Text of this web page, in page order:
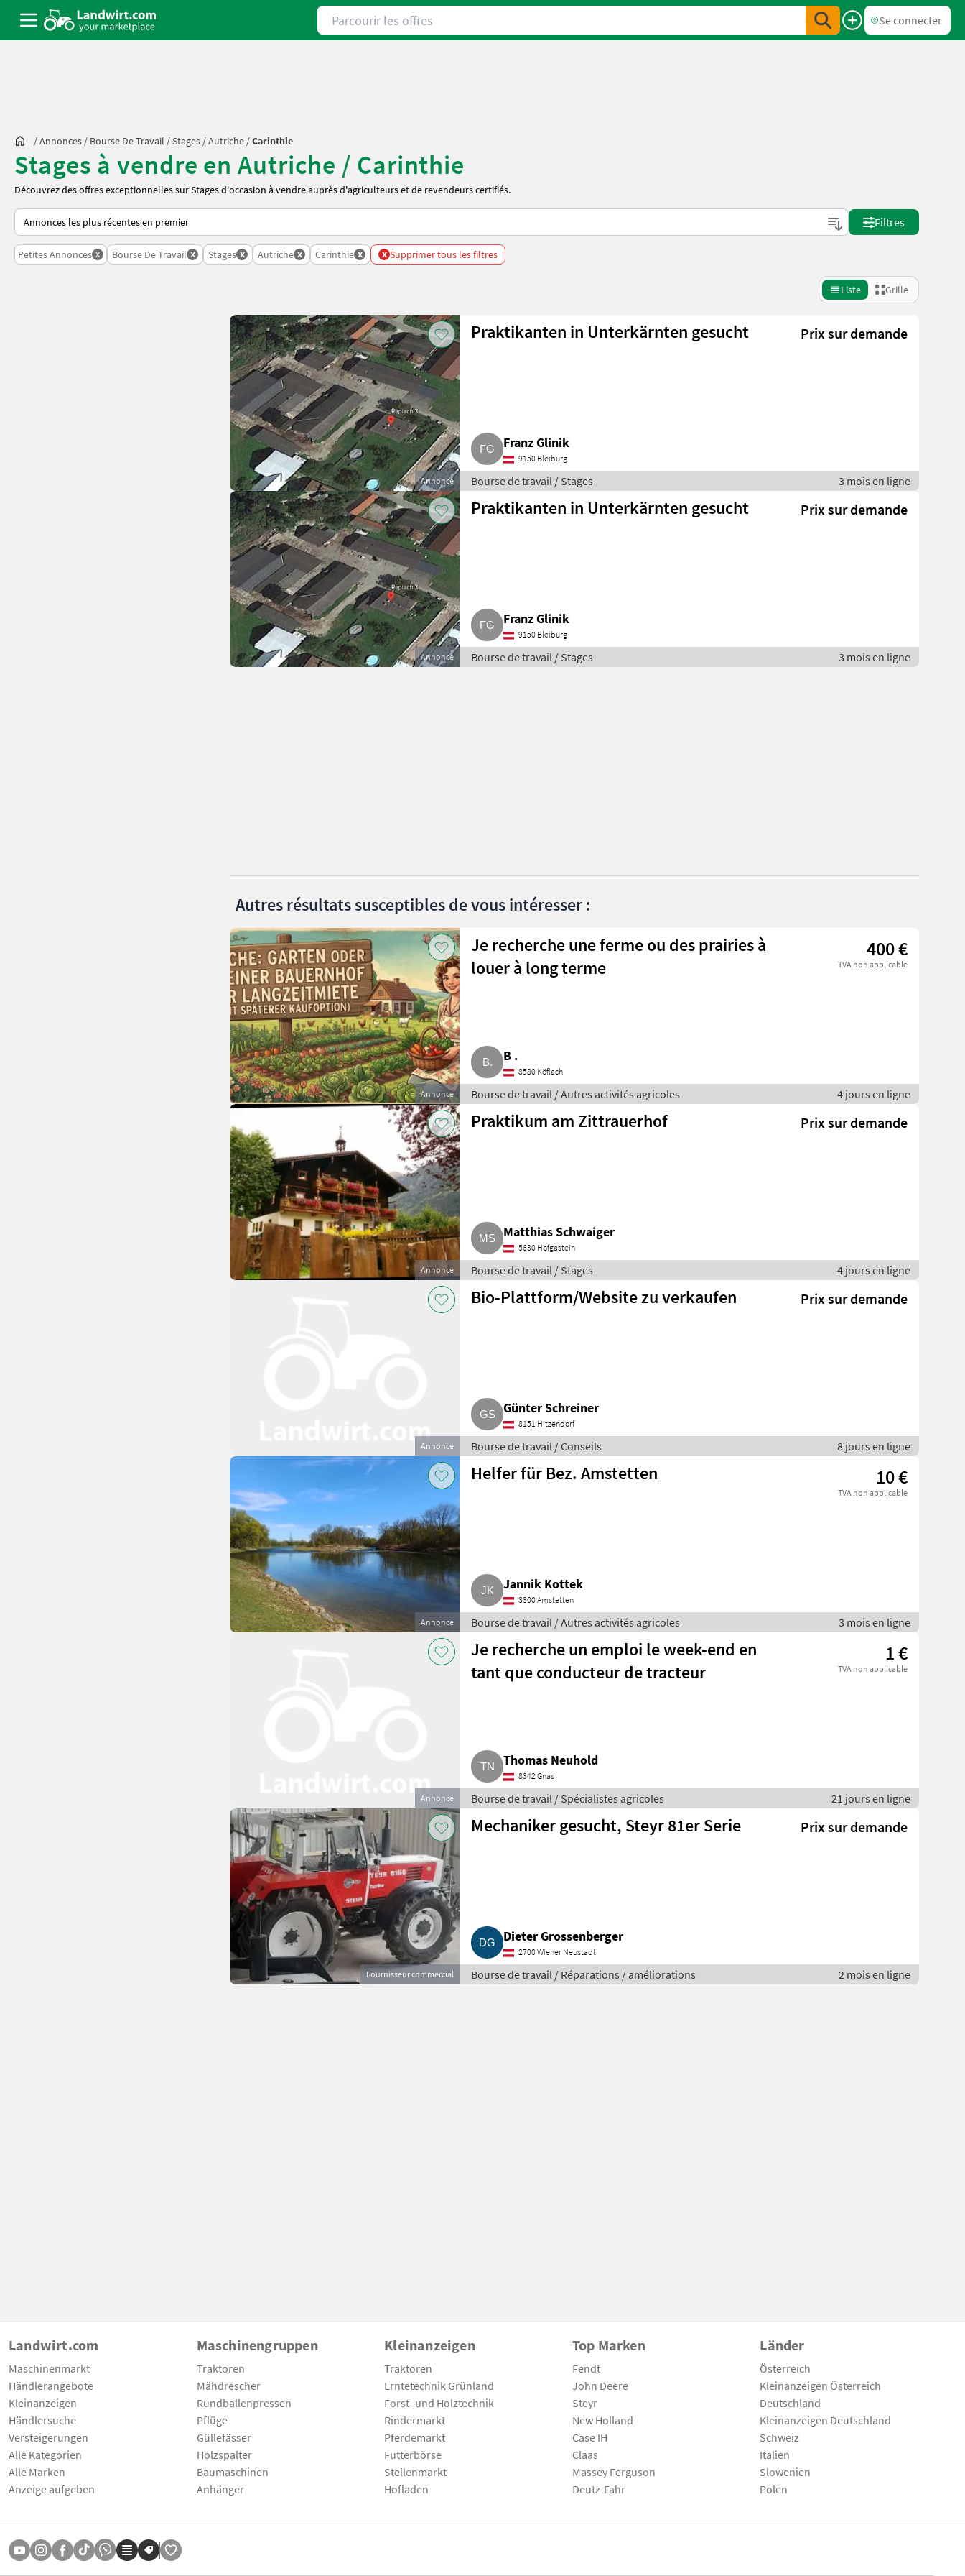
Parcourir les offres
Se connecter
/Annonces / Bourse De Travail /Stages /Autriche /Carinthie
Stages à vendre en Autriche / Carinthie
Découvrez des offres exceptionnelles sur Stages d'occasion à vendre auprès d'agriculteurs et de revendeurs certifiés.
Voici comment les annonces sont triées sur Landwirt.com
Filtres
Petites Annonces x Bourse De Travail x Stages x Autriche x Carinthie x x Supprimer tous les filtres
Liste Grille
Annonce
Praktikanten in Unterkärnten gesucht Prix sur demande
Franz Glinik
9150 Bleiburg
Bourse de travail / Stages 3 mois en ligne
Annonce
Praktikanten in Unterkärnten gesucht Prix sur demande
Franz Glinik
9150 Bleiburg
Bourse de travail / Stages 3 mois en ligne
Autres résultats susceptibles de vous intéresser :
Annonce
Je recherche une ferme ou des prairies à
louer à long terme
400 €
TVA non applicable
B .
8580 Köflach
Bourse de travail / Autres activités agricoles 4 jours en ligne
Annonce
Praktikum am Zittrauerhof Prix sur demande
Matthias Schwaiger
5630 Hofgastein
Bourse de travail / Stages 4 jours en ligne
Annonce
Bio-Plattform/Website zu verkaufen Prix sur demande
Günter Schreiner
8151 Hitzendorf
Bourse de travail / Conseils 8 jours en ligne
Annonce
Helfer für Bez. Amstetten 10 €
TVA non applicable
Jannik Kottek
3300 Amstetten
Bourse de travail / Autres activités agricoles 3 mois en ligne
Annonce
Je recherche un emploi le week-end en
tant que conducteur de tracteur
1 €
TVA non applicable
Thomas Neuhold
8342 Gnas
Bourse de travail / Spécialistes agricoles 21 jours en ligne
Fournisseur commercial
Mechaniker gesucht, Steyr 81er Serie Prix sur demande
Dieter Grossenberger
2700 Wiener Neustadt
Bourse de travail / Réparations / améliorations 2 mois en ligne
Landwirt.com
Maschinenmarkt
Händlerangebote
Kleinanzeigen
Händlersuche
Versteigerungen
Alle Kategorien
Alle Marken
Anzeige aufgeben
Maschinengruppen
Traktoren
Mähdrescher
Rundballenpressen
Pflüge
Güllefässer
Holzspalter
Baumaschinen
Anhänger
Kleinanzeigen
Traktoren
Erntetechnik Grünland
Forst- und Holztechnik
Rindermarkt
Pferdemarkt
Futterbörse
Stellenmarkt
Hofladen
Top Marken
Fendt
John Deere
Steyr
New Holland
Case IH
Claas
Massey Ferguson
Deutz-Fahr
Länder
Österreich
Kleinanzeigen Österreich
Deutschland
Kleinanzeigen Deutschland
Schweiz
Italien
Slowenien
Polen